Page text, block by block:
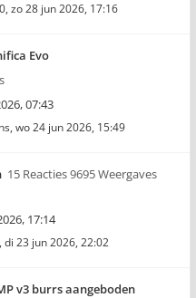
, zo 28 jun 2026, 17:16
Evo
07:43
, wo 24 jun 2026, 15:49
15 Reacties 9695 Weergaves
17:14
, di 23 jun 2026, 22:02
v3 burrs aangeboden